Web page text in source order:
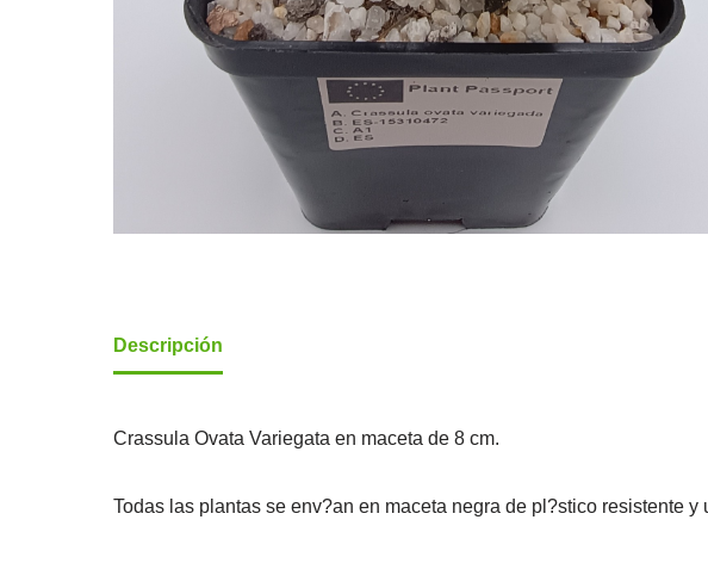
Descripción
Crassula Ovata Variegata en maceta de 8 cm.
Todas las plantas se env?an en maceta negra de pl?stico resistente